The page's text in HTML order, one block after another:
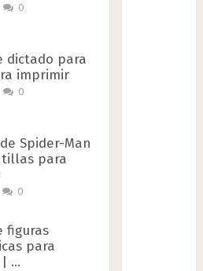
0
dictado para
imprimir
0
Spider-Man
para
0
figuras
para
| …